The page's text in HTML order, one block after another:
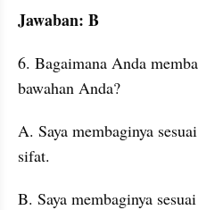
Jawaban: B
6. Bagaimana Anda
bawahan Anda?
A. Saya membaginya
sifat.
B. Saya membaginya